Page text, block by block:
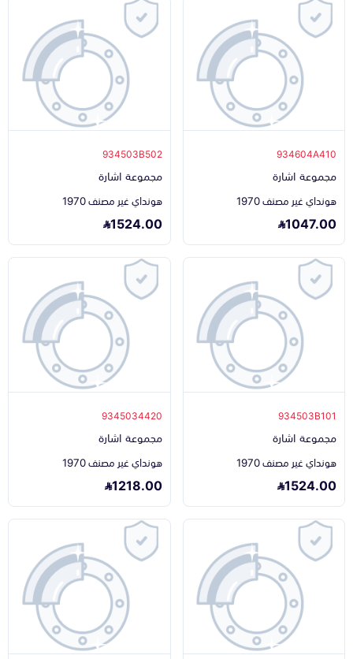
934604A410
مجموعة اشارة
هونداي غير مصنف 1970
1047.00
934503B502
مجموعة اشارة
هونداي غير مصنف 1970
1524.00
934503B101
مجموعة اشارة
هونداي غير مصنف 1970
1524.00
9345034420
مجموعة اشارة
هونداي غير مصنف 1970
1218.00